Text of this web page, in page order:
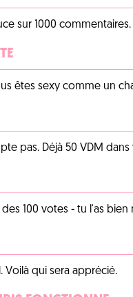
sur 1000 commentaires.
êtes sexy comme un
pas. Déjà 50 VDM dans
100 votes - tu l'as bien
Voilà qui sera apprécié.